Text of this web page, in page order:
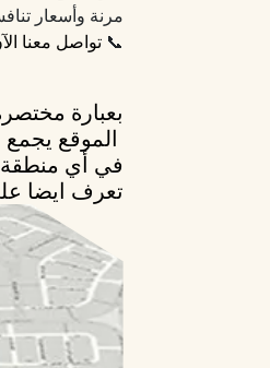
مرنة وأسعار
📞 تواصل معنا
بعبارة
الموقع يجمع
في أي منطقة
تعرف ايضا